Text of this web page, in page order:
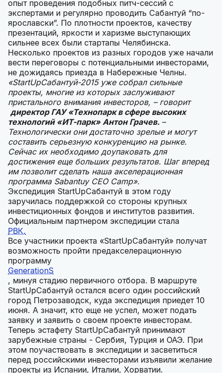
опыт проведения подобных питч-сессий с
экспертами и регулярно проводить Сабантуй “по-
ярославски”. По плотности проектов, качеству
презентаций, яркости и харизме выступающих
сильнее всех были стартапы Челябинска.
Несколько проектов из разных городов уже начали
вести переговоры с потенциальными инвесторами,
не дожидаясь приезда в Набережные Челны.
«StartUpСабантуй-2015 уже собрал сильные
проекты, многие из которых заслуживают
пристального внимания инвесторов, – говорит
директор ГАУ «Технопарк в сфере высоких
технологий «ИТ-парк» Антон Грачев. –
Технологически они достаточно зрелые и могут
составить серьезную конкуренцию на рынке.
Сейчас их необходимо доупаковать для
достижения еще больших результатов. Шаг вперед
им позволит сделать наша акселерационная
программа Sabantuy CEO Camp».
Экспедиция StartUpСабантуй в этом году
заручилась поддержкой со стороны крупных
инвестиционных фондов и институтов развития.
Официальным партнером экспедиции стала
РВК.
Все участники проекта «StartUpСабантуй» получат
возможность пройти предакселерационную
программу
GenerationS
, минуя стадию первичного отбора. В маршруте
StartUpСабантуй остался всего один российский
город Петрозаводск, куда экспедиция приедет 10
июня. А значит, кто еще не успел, может подать
заявку и заявить о своем проекте инвесторам.
Теперь эстафету StartUpСабантуй принимают
зарубежные страны - Сербия, Турция и ОАЭ. При
этом поучаствовать в экспедиции и засветиться
перед российскими инвесторами изъявили желание
проекты из Испании, Италии, Хорватии.